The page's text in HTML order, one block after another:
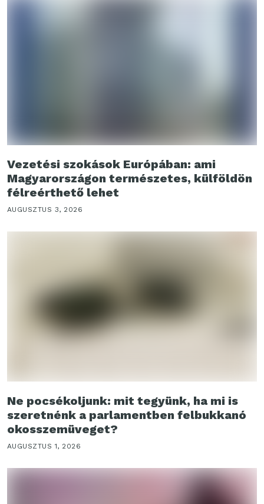
Vezetési szokások Európában: ami
Magyarországon természetes, külföldön
félreérthető lehet
AUGUSZTUS 3, 2026
Ne pocsékoljunk: mit tegyünk, ha mi is
szeretnénk a parlamentben felbukkanó
okosszemüveget?
AUGUSZTUS 1, 2026